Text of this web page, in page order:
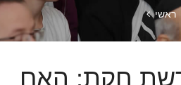
ראשי
חקת: האם